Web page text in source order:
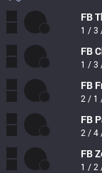
FB
1 / 3
FB
1 / 3
FB
2 / 1
FB
2 / 4
FB
1 / 2